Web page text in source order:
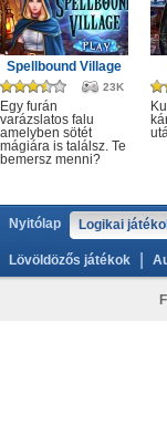
Spellbound Village
23K
Egy furán
varázslatos falu
amelyben sötét
mágiára is találsz. Te
bemersz menni?
Nyitólap Logikai
Lövöldözős játékok